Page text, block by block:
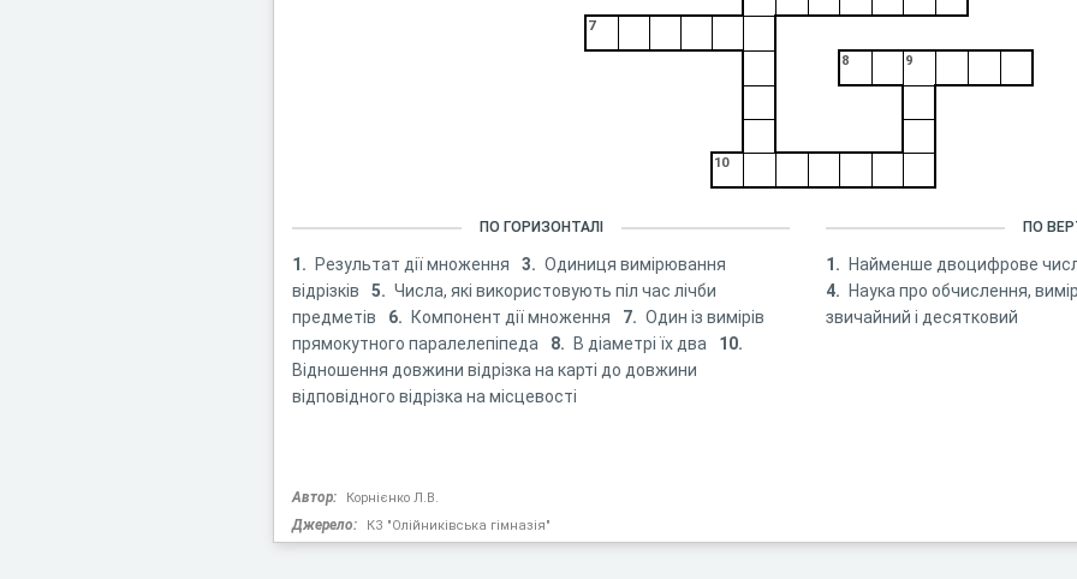
7
8 9
10
ПО ГОРИЗОНТАЛІ
1. Результат дії множення 3. Одиниця вимірювання
відрізків
5. Числа, які використовують піл час лічби
предметів
6. Компонент дії множення 7. Один із вимірів
прямокутного паралелепіпеда
8. В діаметрі їх два
10.
Відношення довжини відрізка на карті до довжини
відповідного відрізка на місцевості
ПО
1.
Найменше двоцифрове
4.
Наука про обчислення,
звичайний і десятковий
Автор: Корнієнко Л.В.
Джерело: КЗ "Олійниківська гімназія"